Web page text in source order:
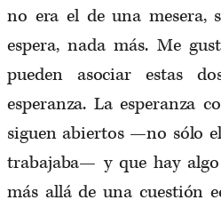
no era el de una mesera,
espera, nada más. Me
pueden asociar estas
esperanza. La esperanza
siguen abiertos —no sólo
trabajaba— y que hay
más allá de una cuestión